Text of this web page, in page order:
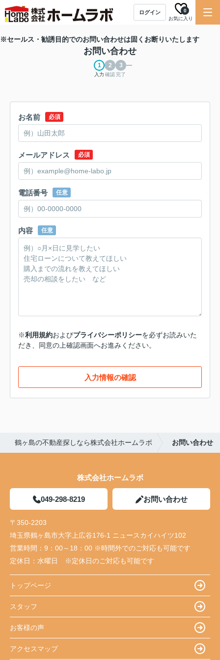
ログイン
お気に入り
0
※セールス・勧誘目的でのお問い合わせは固くお断りいたします
お問い合わせ
入力 確認完了
お名前 必須
メールアドレス 必須
電話番号 任意
内容 任意
※利用規約およびプライバシーポリシーを必ずお読みいた
だき、同意の上確認画面へお進みください。
入力情報の確認
鶴ヶ島の不動産探しなら株式会社ホームラボ お問い合わせ
株式会社ホームラボ
049-298-8219 お問い合わせ
〒350-2203
埼玉県鶴ヶ島市大字上広谷176-1 ニュースカイハイツ102
営業時間： 9：00～18：00 ※時間外でのご対応も可能です
定休日： 水曜日 ※定休日のご対応も可能です
トップページ
スタッフ
お客様の声
アクセスマップ